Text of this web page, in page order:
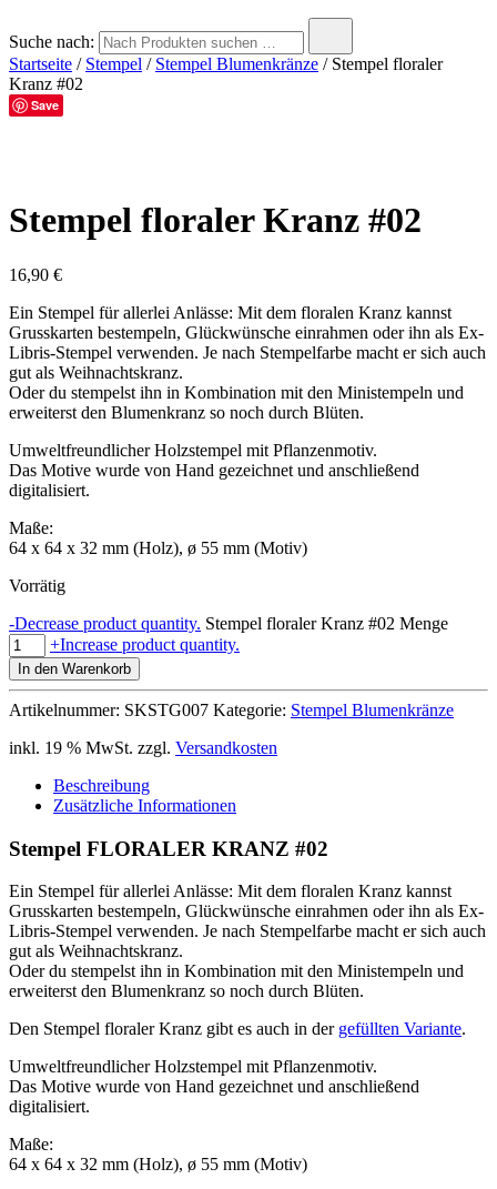
Suche nach:
Startseite / Stempel / Stempel Blumenkränze / Stempel floraler
Kranz #02
Save
Stempel floraler Kranz #02
16,90 €
Ein Stempel für allerlei Anlässe: Mit dem floralen Kranz kannst
Grusskarten bestempeln, Glückwünsche einrahmen oder ihn als Ex-
Libris-Stempel verwenden. Je nach Stempelfarbe macht er sich auch
gut als Weihnachtskranz.
Oder du stempelst ihn in Kombination mit den Ministempeln und
erweiterst den Blumenkranz so noch durch Blüten.
Umweltfreundlicher Holzstempel mit Pflanzenmotiv.
Das Motive wurde von Hand gezeichnet und anschließend
digitalisiert.
Maße:
64 x 64 x 32 mm (Holz), ø 55 mm (Motiv)
Vorrätig
-Decrease product quantity. Stempel floraler Kranz #02 Menge
+Increase product quantity.
In den Warenkorb
Artikelnummer: SKSTG007 Kategorie: Stempel Blumenkränze
inkl. 19 % MwSt. zzgl. Versandkosten
Beschreibung
Zusätzliche Informationen
Stempel FLORALER KRANZ #02
Ein Stempel für allerlei Anlässe: Mit dem floralen Kranz kannst
Grusskarten bestempeln, Glückwünsche einrahmen oder ihn als Ex-
Libris-Stempel verwenden. Je nach Stempelfarbe macht er sich auch
gut als Weihnachtskranz.
Oder du stempelst ihn in Kombination mit den Ministempeln und
erweiterst den Blumenkranz so noch durch Blüten.
Den Stempel floraler Kranz gibt es auch in der gefüllten Variante.
Umweltfreundlicher Holzstempel mit Pflanzenmotiv.
Das Motive wurde von Hand gezeichnet und anschließend
digitalisiert.
Maße:
64 x 64 x 32 mm (Holz), ø 55 mm (Motiv)